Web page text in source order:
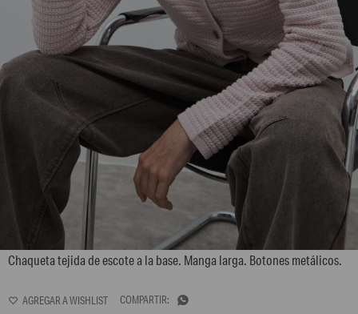
Chaqueta tejida de escote a la base. Manga larga. Botones metálicos.
